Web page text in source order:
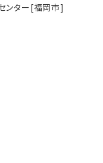
ンター[福岡市]